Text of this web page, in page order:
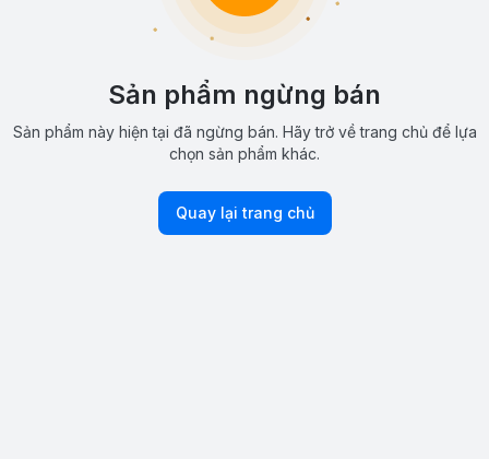
Sản phẩm ngừng bán
Sản phẩm này hiện tại đã ngừng bán. Hãy trở về trang chủ để lựa
chọn sản phẩm khác.
Quay lại trang chủ